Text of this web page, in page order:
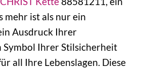
mehr ist als nur ein
Ausdruck Ihrer
Symbol Ihrer Stilsicherheit
all Ihre Lebenslagen. Diese